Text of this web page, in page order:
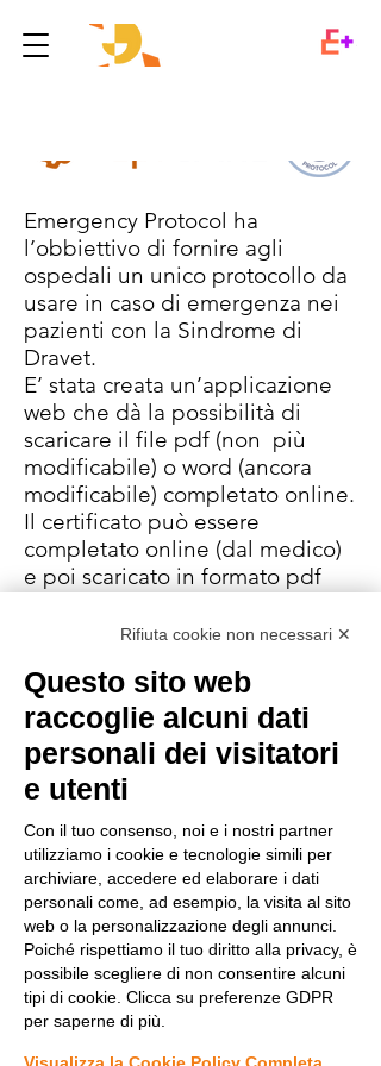
Emergency Protocol ha
l’obbiettivo di fornire agli
ospedali un unico protocollo da
usare in caso di emergenza nei
pazienti con la Sindrome di
Dravet.
E’ stata creata un’applicazione
web che dà la possibilità di
scaricare il file pdf (non più
modificabile) o word (ancora
modificabile) completato online.
Il certificato può essere
completato online (dal medico)
e poi scaricato in formato pdf
è solo una lista di contenuti che
per contenere gli spazi).
Il certificato è attualmente
predisposto in due lingue
(inglese e italiano) ma sarà
tradotto nelle diverse lingue
europee.
Il progetto è stato coordinato da
Isabella Brambilla e dalla
professoressa Rima Nabbout e
inoltre approvato dal SAB della
Federazione Europea sulla
Sindrome di Dravet - DSEF (Prof.
Cross, Prof. Dalla Bernardina,
Rifiuta cookie non necessari ✕
Questo sito web
raccoglie alcuni dati
personali dei visitatori
e utenti
Con il tuo consenso, noi e i nostri partner
utilizziamo i cookie e tecnologie simili per
archiviare, accedere ed elaborare i dati
personali come, ad esempio, la visita al sito
web o la personalizzazione degli annunci.
Poiché rispettiamo il tuo diritto alla privacy, è
possibile scegliere di non consentire alcuni
tipi di cookie. Clicca su preferenze GDPR
per saperne di più.